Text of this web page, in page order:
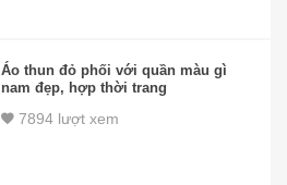
Áo thun đỏ phối với quần màu gì
nam đẹp, hợp thời trang
7894 lượt xem